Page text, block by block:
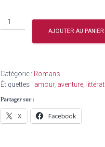
quantité
de
Pandore
-
Cycle
de
Taramanda,
AJOUTER AU PANIER
Catégorie : Romans
Étiquettes : amour, aventure
Partager sur :
X Facebook